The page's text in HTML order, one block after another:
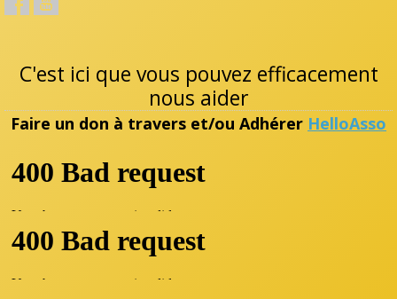
C'est ici que vous pouvez efficacement
nous aider
Faire un don à travers et/ou Adhérer HelloAsso